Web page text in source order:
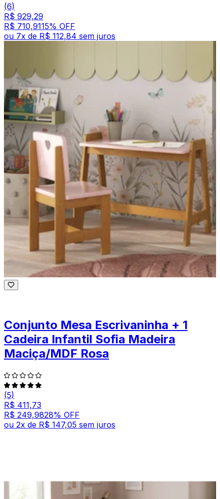
(6)
R$ 929,29
R$ 710,9115% OFF
ou 7x de R$ 112,84 sem juros
Conjunto Mesa Escrivaninha + 1
Cadeira Infantil Sofia Madeira
Maciça/MDF Rosa
(5)
R$ 411,73
R$ 249,9828% OFF
ou 2x de R$ 147,05 sem juros